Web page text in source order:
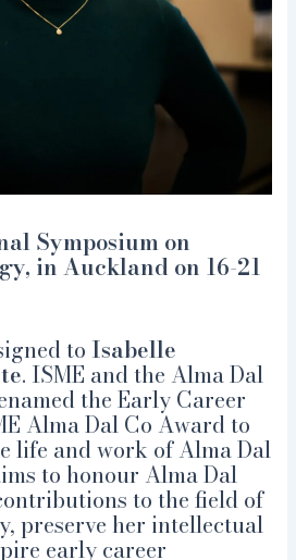
Symposium on
in Auckland on 16-21
to Isabelle
. ISME and the Alma Dal
the Early Career
Alma Dal Co Award to
life and work of Alma Dal
to honour Alma Dal
to the field of
preserve her intellectual
early career